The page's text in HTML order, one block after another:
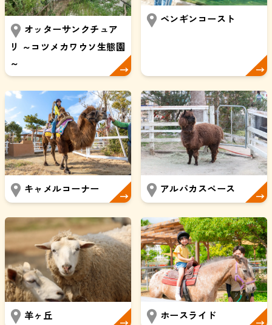
オッターサンクチュア
リ ～コツメカワウソ生態園
～
ペンギンコースト
キャメルコーナー アルパカスペース
羊ヶ丘 ホースライド